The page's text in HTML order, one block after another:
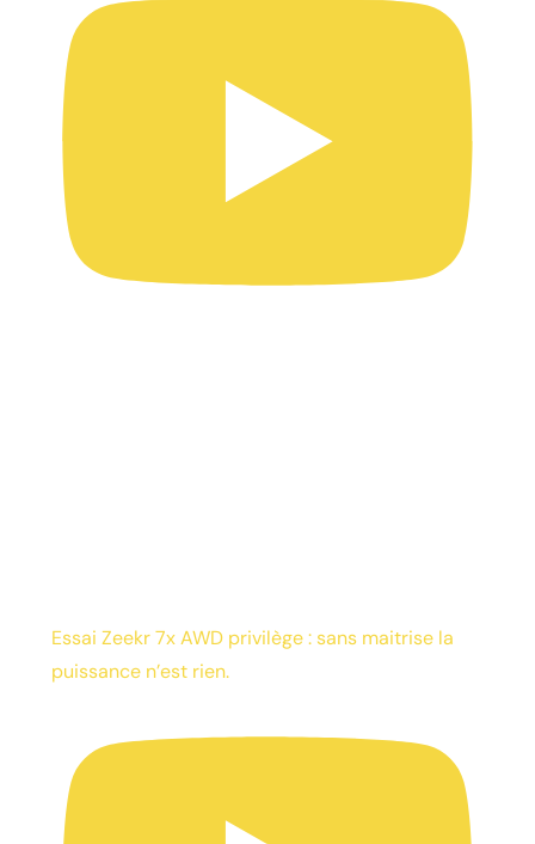
Essai Zeekr 7x AWD privilège : sans maitrise la
puissance n’est rien.